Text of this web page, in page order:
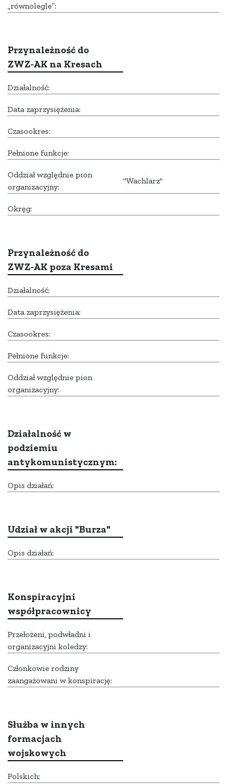
„równolegle”:
Przynależność do
ZWZ-AK na Kresach
Działalność:
Data zaprzysiężenia:
Czasookres:
Pełnione funkcje:
Oddział względnie pion
organizacyjny:
"Wachlarz"
Okręg:
Przynależność do
ZWZ-AK poza Kresami
Działalność:
Data zaprzysiężenia:
Czasookres:
Pełnione funkcje:
Oddział względnie pion
organizacyjny:
Działalność w
podziemiu
antykomunistycznym:
Opis działań:
Udział w akcji "Burza"
Opis działań:
Konspiracyjni
współpracownicy
Przełożeni, podwładni i
organizacyjni koledzy:
Członkowie rodziny
zaangażowani w konspirację:
Służba w innych
formacjach
wojskowych
Polskich: